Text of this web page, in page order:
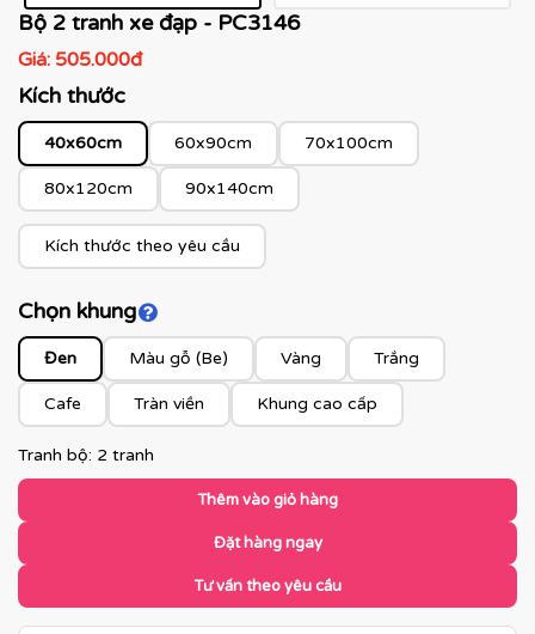
Bộ 2 tranh xe đạp - PC3146
Giá: 505.000đ
Kích thước
40x60cm 60x90cm 70x100cm
80x120cm 90x140cm
Kích thước theo yêu cầu
Chọn khungClick để xem màu khung
Đen Màu gỗ (Be) Vàng Trắng
Cafe Tràn viền Khung cao cấp
Tranh bộ: 2 tranh
Thêm vào giỏ hàng
Đặt hàng ngay
Tư vấn theo yêu cầu